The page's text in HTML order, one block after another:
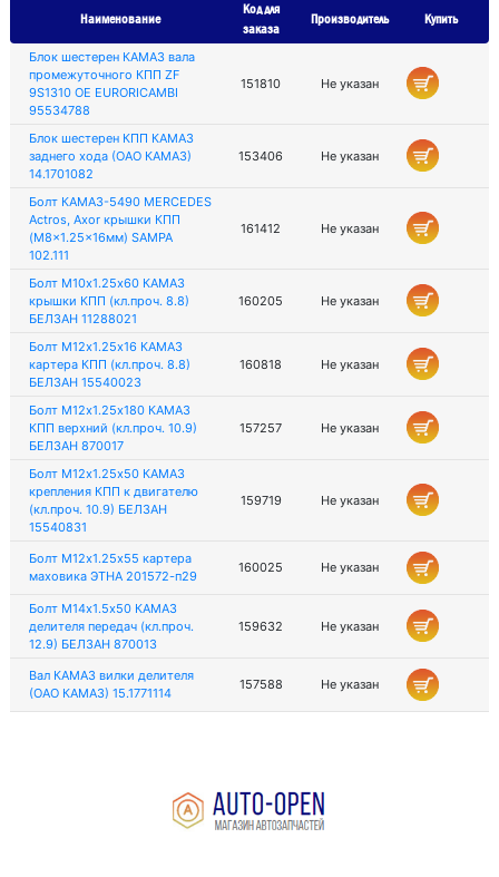
Наименование
Код для
заказа
Производитель Купить
Блок шестерен КАМАЗ вала
промежуточного КПП ZF
9S1310 OE EURORICAMBI
95534788
151810 Не указан
Блок шестерен КПП КАМАЗ
заднего хода (ОАО КАМАЗ)
14.1701082
153406 Не указан
Болт КАМАЗ-5490 MERCEDES
Actros, Axor крышки КПП
(M8x1.25x16мм) SAMPA
102.111
161412 Не указан
Болт М10х1.25х60 КАМАЗ
крышки КПП (кл.проч. 8.8)
БЕЛЗАН 11288021
160205 Не указан
Болт М12х1.25х16 КАМАЗ
картера КПП (кл.проч. 8.8)
БЕЛЗАН 15540023
160818 Не указан
Болт М12х1.25х180 КАМАЗ
КПП верхний (кл.проч. 10.9)
БЕЛЗАН 870017
157257 Не указан
Болт М12х1.25х50 КАМАЗ
крепления КПП к двигателю
(кл.проч. 10.9) БЕЛЗАН
15540831
159719 Не указан
Болт М12х1.25х55 картера
маховика ЭТНА 201572-п29
160025 Не указан
Болт М14х1.5х50 КАМАЗ
делителя передач (кл.проч.
12.9) БЕЛЗАН 870013
159632 Не указан
Вал КАМАЗ вилки делителя
(ОАО КАМАЗ) 15.1771114
157588 Не указан